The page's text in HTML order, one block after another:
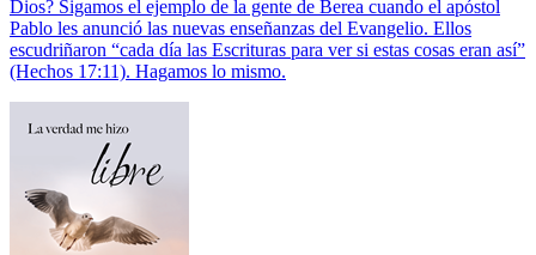
Dios? Sigamos el ejemplo de la gente de Berea cuando el apóstol
Pablo les anunció las nuevas enseñanzas del Evangelio. Ellos
escudriñaron “cada día las Escrituras para ver si estas cosas eran así”
(Hechos 17:11). Hagamos lo mismo.